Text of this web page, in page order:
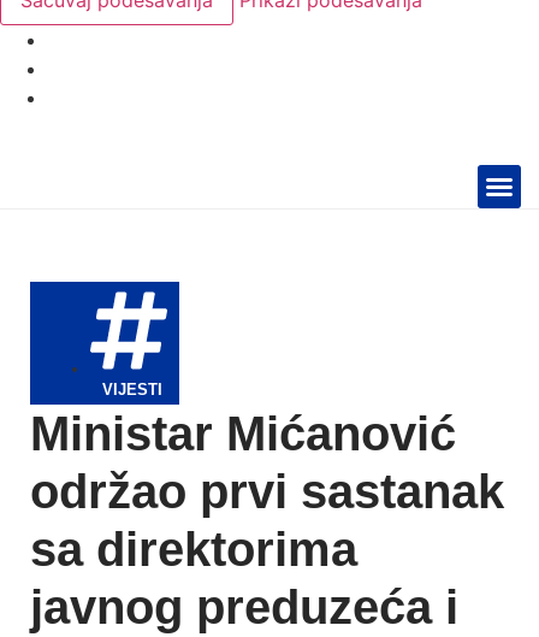
VIJESTI
Ministar Mićanović
održao prvi sastanak
sa direktorima
javnog preduzeća i